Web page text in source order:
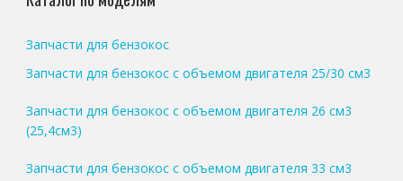
Запчасти для бензокос
Запчасти для бензокос с объемом двигателя 25/30 см3
Запчасти для бензокос с объемом двигателя 26 см3
(25,4см3)
Запчасти для бензокос с объемом двигателя 33 см3